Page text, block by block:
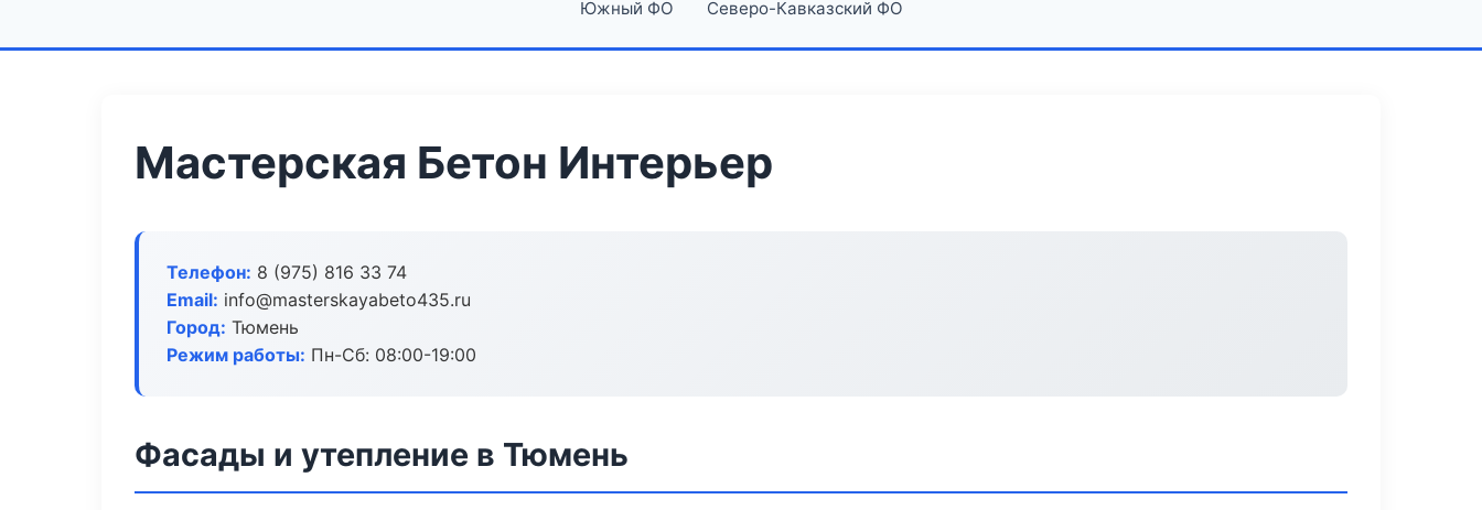
Южный ФО Северо-Кавказский ФО
Мастерская Бетон Интерьер
Телефон: 8 (975) 816 33 74
Email: info@masterskayabeto435.ru
Город: Тюмень
Режим работы: Пн-Сб: 08:00-19:00
Фасады и утепление в Тюмень